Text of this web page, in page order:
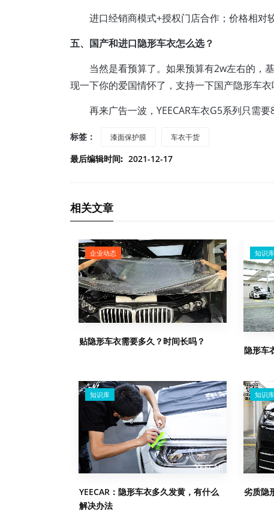
进口经销商模式+授权门店合作；价格相对较
五、国产和进口隐形车衣怎么选？
当然是看预算了。如果预算有2w左右的，
现一下你的爱国情怀了，支持一下国产隐形车
再来广告一波，YEECAR车衣G5系列只需
标签： 漆面保护膜 车衣干货
最后编辑时间: 2021-12-17
相关文章
企业动态
贴隐形车衣需要多久？时间长吗？
知识库
隐形车
知识库
YEECAR：隐形车衣多久发黄，有什么
解决办法
知识库
劣质隐